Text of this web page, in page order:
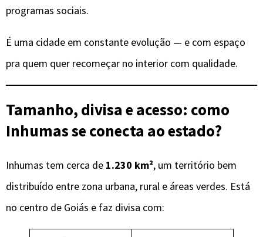
programas sociais.
É uma cidade em constante evolução — e com espaço
pra quem quer recomeçar no interior com qualidade.
Tamanho, divisa e acesso: como
Inhumas se conecta ao estado?
Inhumas tem cerca de 1.230 km², um território bem
distribuído entre zona urbana, rural e áreas verdes. Está
no centro de Goiás e faz divisa com: